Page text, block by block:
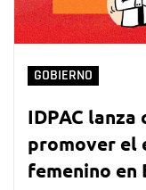
GOBIERNO
IDPAC
promover el
femenino en